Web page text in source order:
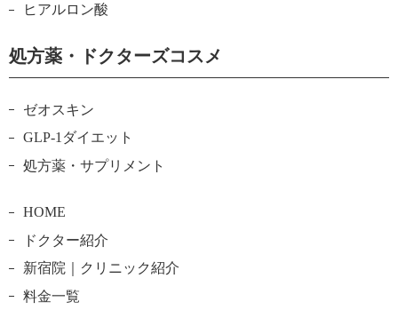
ヒアルロン酸
処方薬・ドクターズコスメ
ゼオスキン
GLP-1ダイエット
処方薬・サプリメント
HOME
ドクター紹介
新宿院｜クリニック紹介
料金一覧